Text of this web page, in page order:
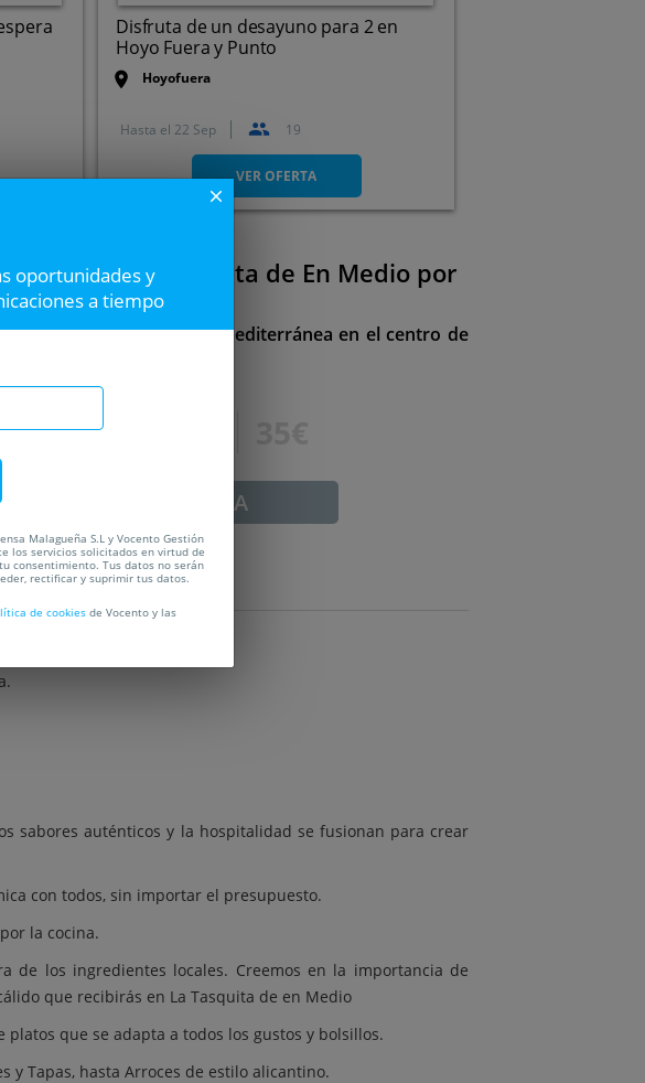
Disfruta de un desayuno para 2 en
Hoyo Fuera y Punto
Hoyofuera
Avenida de Málaga, 133,
29720. Málaga.
Hasta el 22 Sep 19
VER OFERTA
dos en La Tasquita de En Medio por
de la gastronomía mediterránea en el centro de
41%
CADUCADA
sabores auténticos y la hospitalidad se fusionan para crear
con todos, sin importar el presupuesto.
la cocina.
de los ingredientes locales. Creemos en la importancia de
que recibirás en La Tasquita de en Medio
que se adapta a todos los gustos y bolsillos.
y Tapas, hasta Arroces de estilo alicantino.
close
oportunidades y
a tiempo
Malagueña S.L y Vocento Gestión
los servicios solicitados en virtud de
consentimiento. Tus datos no serán
rectificar y suprimir tus datos.
de cookies de Vocento y las